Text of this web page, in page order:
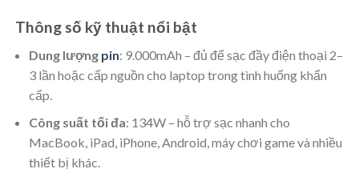
Thông số kỹ thuật nổi bật
Dung lượng pin: 9.000mAh – đủ để sạc đầy điện thoại 2–
3 lần hoặc cấp nguồn cho laptop trong tình huống khẩn
cấp.
Công suất tối đa: 134W – hỗ trợ sạc nhanh cho
MacBook, iPad, iPhone, Android, máy chơi game và nhiều
thiết bị khác.